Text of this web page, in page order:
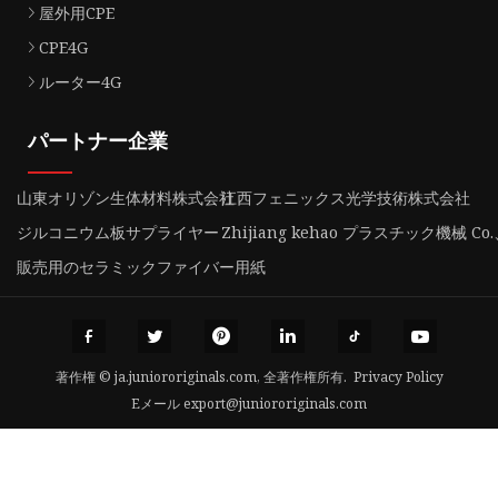
屋外用CPE
CPE4G
ルーター4G
パートナー企業
山東オリゾン生体材料株式会社江西フェニックス光学技術株式会社
ジルコニウム板サプライヤー Zhijiang kehao プラスチック機械
販売用のセラミックファイバー用紙
著作権 © ja.juniororiginals.com, 全著作権所有. Privacy Policy
Eメールexport@juniororiginals.com